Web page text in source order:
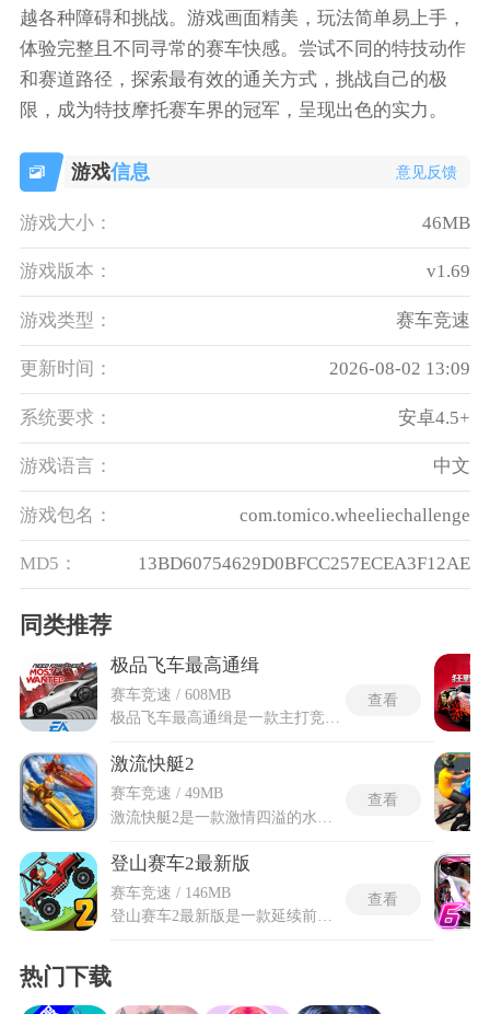
越各种障碍和挑战。游戏画面精美，玩法简单易上手，
体验完整且不同寻常的赛车快感。尝试不同的特技动作
和赛道路径，探索最有效的通关方式，挑战自己的极
限，成为特技摩托赛车界的冠军，呈现出色的实力。
游戏信息 意见反馈
游戏大小： 46MB
游戏版本： v1.69
游戏类型： 赛车竞速
更新时间： 2026-08-02 13:09
系统要求： 安卓4.5+
游戏语言： 中文
游戏包名： com.tomico.wheeliechallenge
MD5： 13BD60754629D0BFCC257ECEA3F12AE
同类推荐
极品飞车最高通缉
赛车竞速 / 608MB
查看
激流快艇2
赛车竞速 / 49MB
查看
登山赛车2最新版
赛车竞速 / 146MB
登山赛车2最新版是一款延续前作核心的2D横版赛车竞速手游，以夸张的卡通画风与真实的物理特性为卖点，为玩家带来既轻松又充满挑战的赛车体验。登山赛车2最新版游戏在原有玩法基础上加入了更多花样赛道，从冰封雪原到热带丛林，不同地形对车辆操控提出了差异化要求。玩家需要不断调整重心、控制油门与刹车，在坑洼、坡道和弯道中保持平衡，并收集金币升级车辆，挑战更远距离与更高难度的关卡，在持续的竞速中感受身临其境的驾驶乐趣。
查看
热门下载